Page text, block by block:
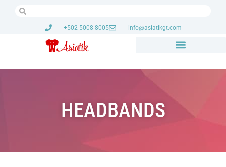
+502 5008-8005 info@asiatikgt.com
HEADBANDS